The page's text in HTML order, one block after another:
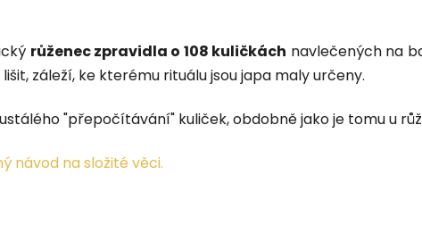
růženec zpravidla o 108 kuličkách navlečených na
záleží, ke kterému rituálu jsou japa maly určeny.
"přepočítávání" kuliček, obdobně jako je tomu u
návod na složité věci.